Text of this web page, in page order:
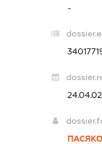
-
24.04.02